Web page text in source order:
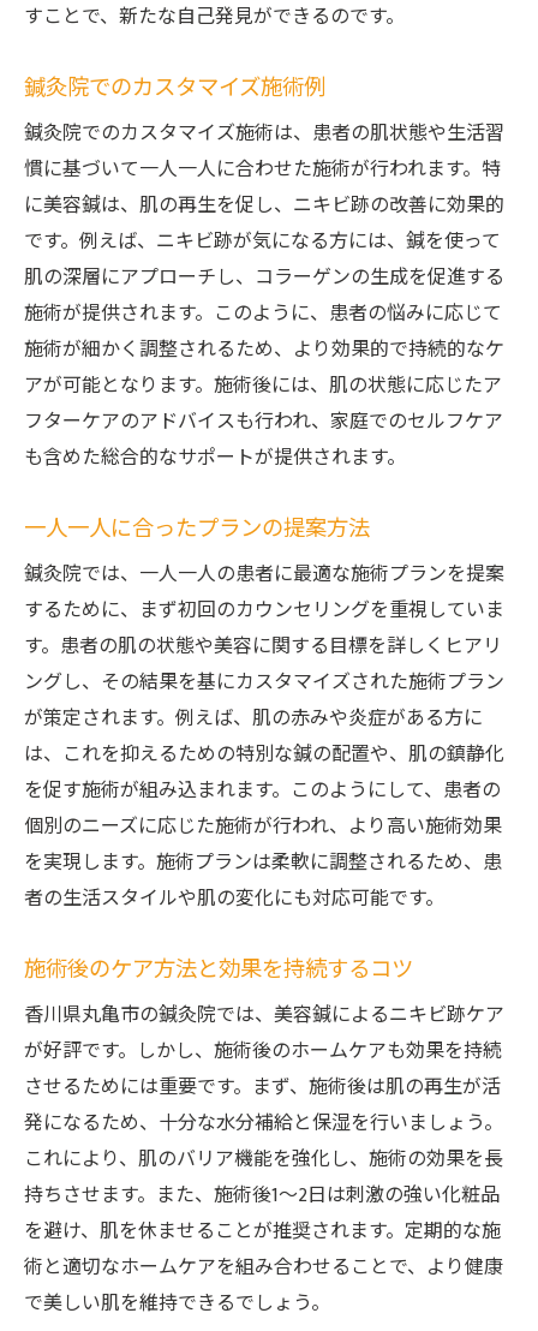
すことで、新たな自己発見ができるのです。
鍼灸院でのカスタマイズ施術例
鍼灸院でのカスタマイズ施術は、患者の肌状態や生活習
慣に基づいて一人一人に合わせた施術が行われます。特
に美容鍼は、肌の再生を促し、ニキビ跡の改善に効果的
です。例えば、ニキビ跡が気になる方には、鍼を使って
肌の深層にアプローチし、コラーゲンの生成を促進する
施術が提供されます。このように、患者の悩みに応じて
施術が細かく調整されるため、より効果的で持続的なケ
アが可能となります。施術後には、肌の状態に応じたア
フターケアのアドバイスも行われ、家庭でのセルフケア
も含めた総合的なサポートが提供されます。
一人一人に合ったプランの提案方法
鍼灸院では、一人一人の患者に最適な施術プランを提案
するために、まず初回のカウンセリングを重視していま
す。患者の肌の状態や美容に関する目標を詳しくヒアリ
ングし、その結果を基にカスタマイズされた施術プラン
が策定されます。例えば、肌の赤みや炎症がある方に
は、これを抑えるための特別な鍼の配置や、肌の鎮静化
を促す施術が組み込まれます。このようにして、患者の
個別のニーズに応じた施術が行われ、より高い施術効果
を実現します。施術プランは柔軟に調整されるため、患
者の生活スタイルや肌の変化にも対応可能です。
施術後のケア方法と効果を持続するコツ
香川県丸亀市の鍼灸院では、美容鍼によるニキビ跡ケア
が好評です。しかし、施術後のホームケアも効果を持続
させるためには重要です。まず、施術後は肌の再生が活
発になるため、十分な水分補給と保湿を行いましょう。
これにより、肌のバリア機能を強化し、施術の効果を長
持ちさせます。また、施術後1～2日は刺激の強い化粧品
を避け、肌を休ませることが推奨されます。定期的な施
術と適切なホームケアを組み合わせることで、より健康
で美しい肌を維持できるでしょう。